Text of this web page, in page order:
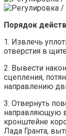
Порядок
1. Извлечь
отверстия в
2. Вывести
сцепления,
направлению
3. Отвернуть
направляющую
кронштейне
Лада Гранта,